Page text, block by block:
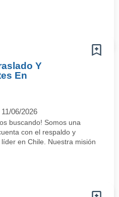
Y
En
11/06/2026
buscando! Somos una
con el respaldo y
en Chile. Nuestra misión